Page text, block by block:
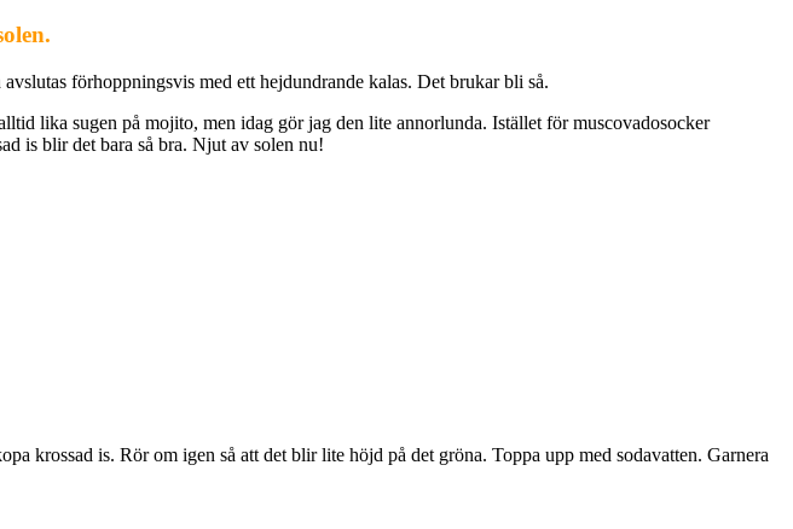
förhoppningsvis med ett hejdundrande kalas. Det brukar bli så.
lika sugen på mojito, men idag gör jag den lite annorlunda. Istället för muscovadosocker
is blir det bara så bra. Njut av solen nu!
krossad is. Rör om igen så att det blir lite höjd på det gröna. Toppa upp med sodavatten. Garnera